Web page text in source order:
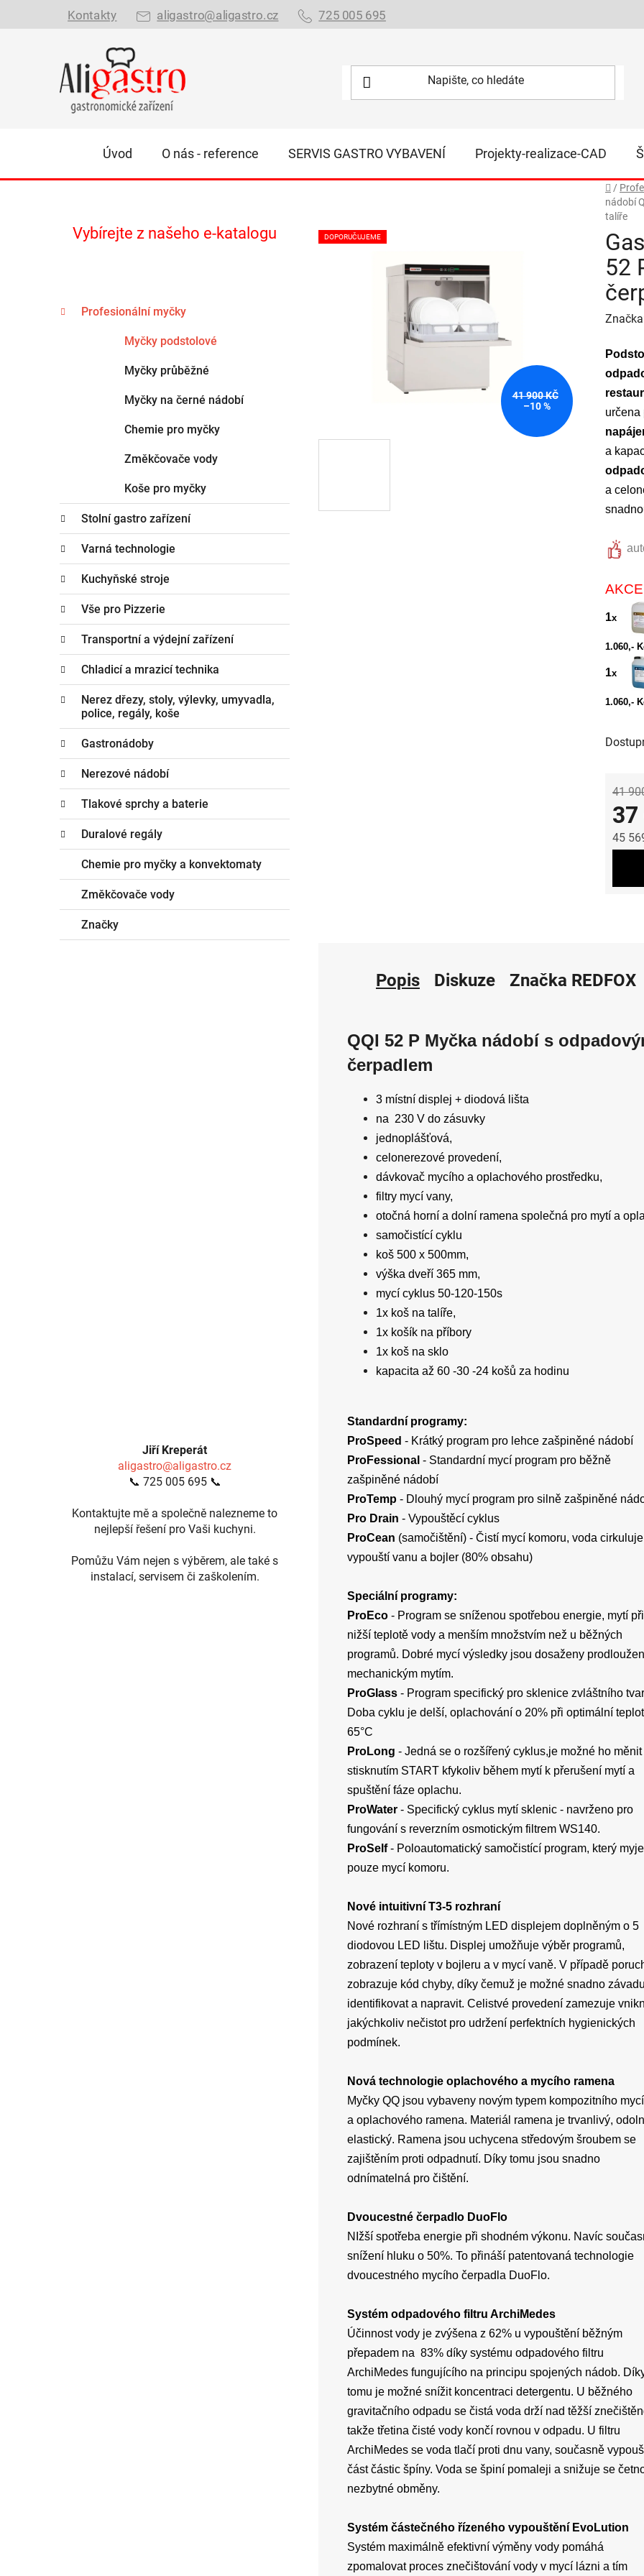
Kontakty aligastro@aligastro.cz 725 005 695
Úvod O nás - reference SERVIS GASTRO VYBAVENÍ Projekty-realizace-CAD
Domů
/
nádobí
talíře
r
Vybírejte z našeho e-katalogu
Přeskočit
kategorie
K
a
Profesionální myčky
Myčky podstolové
Myčky průběžné
Myčky na černé nádobí
Chemie pro myčky
Změkčovače vody
Koše pro myčky
Stolní gastro zařízení
Varná technologie
Kuchyňské stroje
Vše pro Pizzerie
Transportní a výdejní zařízení
Chladicí a mrazicí technika
Nerez dřezy, stoly, výlevky, umyvadla,
police, regály, koše
Gastronádoby
Nerezové nádobí
Tlakové sprchy a baterie
Duralové regály
Chemie pro myčky a konvektomaty
Změkčovače vody
Značky
Jiří Kreperát
aligastro@aligastro.cz
📞 725 005 695 📞
Kontaktujte mě a společně nalezneme to
nejlepší řešení pro Vaši kuchyni.
Pomůžu Vám nejen s výběrem, ale také s
instalací, servisem či zaškolením.
52
určena
a
a
AKCE
1x
1.060,-
1x
1.060,-
41
37
45
DOPORUČUJEME
41 900 KČ
–10 %
Popis Diskuze Značka REDFOX
QQI 52 P Myčka nádobí s
čerpadlem
3 místní displej + diodová lišta
na 230 V do zásuvky
jednoplášťová,
celonerezové provedení,
dávkovač mycího a oplachového prostředku,
filtry mycí vany,
otočná horní a dolní ramena společná pro mytí a
samočistící cyklu
koš 500 x 500mm,
výška dveří 365 mm,
mycí cyklus 50-120-150s
1x koš na talíře,
1x košík na příbory
1x koš na sklo
kapacita až 60 -30 -24 košů za hodinu
Standardní programy:
ProSpeed - Krátký program pro lehce zašpiněné nádobí
ProFessional - Standardní mycí program pro běžně
zašpiněné nádobí
ProTemp - Dlouhý mycí program pro silně zašpiněné
Pro Drain - Vypouštěcí cyklus
ProCean (samočištění) - Čistí mycí komoru, voda
vypouští vanu a bojler (80% obsahu)
Speciální programy:
ProEco - Program se sníženou spotřebou energie, mytí při
nižší teplotě vody a menším množstvím než u běžných
programů. Dobré mycí výsledky jsou dosaženy
mechanickým mytím.
ProGlass - Program specifický pro sklenice zvláštního
Doba cyklu je delší, oplachování o 20% při optimální
65°C
ProLong - Jedná se o rozšířený cyklus,je možné ho měnit
stisknutím START kfykoliv během mytí k přerušení mytí a
spuštění fáze oplachu.
ProWater - Specifický cyklus mytí sklenic - navrženo pro
fungování s reverzním osmotickým filtrem WS140.
ProSelf- Poloautomatický samočistící program, který myje
pouze mycí komoru.
Nové intuitivní T3-5 rozhraní
Nové rozhraní s třímístným LED displejem doplněným o 5
diodovou LED lištu. Displej umožňuje výběr programů,
zobrazení teploty v bojleru a v mycí vaně. V případě
zobrazuje kód chyby, díky čemuž je možné snadno závadu
identifikovat a napravit. Celistvé provedení zamezuje
jakýchkoliv nečistot pro udržení perfektních hygienických
podmínek.
Nová technologie oplachového a mycího ramena
Myčky QQ jsou vybaveny novým typem kompozitního
a oplachového ramena. Materiál ramena je trvanlivý,
elastický. Ramena jsou uchycena středovým šroubem se
zajištěním proti odpadnutí. Díky tomu jsou snadno
odnímatelná pro čištění.
Dvoucestné čerpadlo DuoFlo
NIžší spotřeba energie při shodném výkonu. Navíc
snížení hluku o 50%. To přináší patentovaná technologie
dvoucestného mycího čerpadla DuoFlo.
Systém odpadového filtru ArchiMedes
Účinnost vody je zvýšena z 62% u vypouštění běžným
přepadem na 83% díky systému odpadového filtru
ArchiMedes fungujícího na principu spojených nádob.
tomu je možné snížit koncentraci detergentu. U běžného
gravitačního odpadu se čistá voda drží nad těžší
takže třetina čisté vody končí rovnou v odpadu. U filtru
ArchiMedes se voda tlačí proti dnu vany, současně
část částic špíny. Voda se špiní pomaleji a snižuje se
nezbytné obměny.
Systém částečného řízeného vypouštění EvoLution
Systém maximálně efektivní výměny vody pomáhá
zpomalovat proces znečištování vody v mycí lázni a tím